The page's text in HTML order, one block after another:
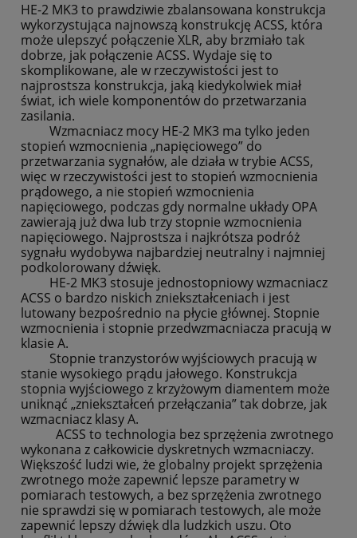
HE-2 MK3 to prawdziwie zbalansowana konstrukcja
wykorzystująca najnowszą konstrukcję ACSS, która
może ulepszyć połączenie XLR, aby brzmiało tak
dobrze, jak połączenie ACSS. Wydaje się to
skomplikowane, ale w rzeczywistości jest to
najprostsza konstrukcja, jaką kiedykolwiek miał
świat, ich wiele komponentów do przetwarzania
zasilania.
Wzmacniacz mocy HE-2 MK3 ma tylko jeden
stopień wzmocnienia „napięciowego” do
przetwarzania sygnałów, ale działa w trybie ACSS,
więc w rzeczywistości jest to stopień wzmocnienia
prądowego, a nie stopień wzmocnienia
napięciowego, podczas gdy normalne układy OPA
zawierają już dwa lub trzy stopnie wzmocnienia
napięciowego. Najprostsza i najkrótsza podróż
sygnału wydobywa najbardziej neutralny i najmniej
podkolorowany dźwięk.
HE-2 MK3 stosuje jednostopniowy wzmacniacz
ACSS o bardzo niskich zniekształceniach i jest
lutowany bezpośrednio na płycie głównej. Stopnie
wzmocnienia i stopnie przedwzmacniacza pracują w
klasie A.
Stopnie tranzystorów wyjściowych pracują w
stanie wysokiego prądu jałowego. Konstrukcja
stopnia wyjściowego z krzyżowym diamentem może
uniknąć „zniekształceń przełączania” tak dobrze, jak
wzmacniacz klasy A.
ACSS to technologia bez sprzężenia zwrotnego
wykonana z całkowicie dyskretnych wzmacniaczy.
Większość ludzi wie, że globalny projekt sprzężenia
zwrotnego może zapewnić lepsze parametry w
pomiarach testowych, a bez sprzężenia zwrotnego
nie sprawdzi się w pomiarach testowych, ale może
zapewnić lepszy dźwięk dla ludzkich uszu. Oto